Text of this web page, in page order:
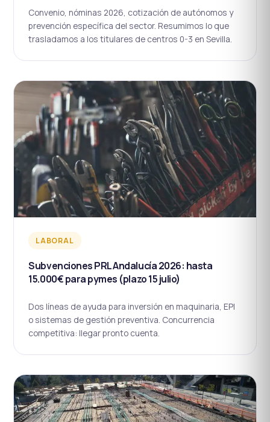
Convenio, nóminas 2026, cotización de autónomos y
prevención específica del sector. Resumimos lo que
trasladamos a los titulares de centros 0-3 en Sevilla.
LABORAL
Subvenciones PRL Andalucía 2026: hasta
15.000€ para pymes (plazo 15 julio)
Dos líneas de ayuda para inversión en maquinaria, EPI
o sistemas de gestión preventiva. Concurrencia
competitiva: llegar pronto cuenta.